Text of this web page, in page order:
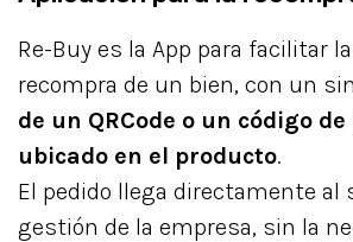
Re-Buy es la App para facilitar
recompra de un bien, con un
de un QRCode o un código
ubicado en el producto.
El pedido llega directamente al
gestión de la empresa, sin la